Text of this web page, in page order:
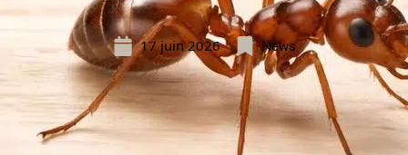
17 juin 2026 News